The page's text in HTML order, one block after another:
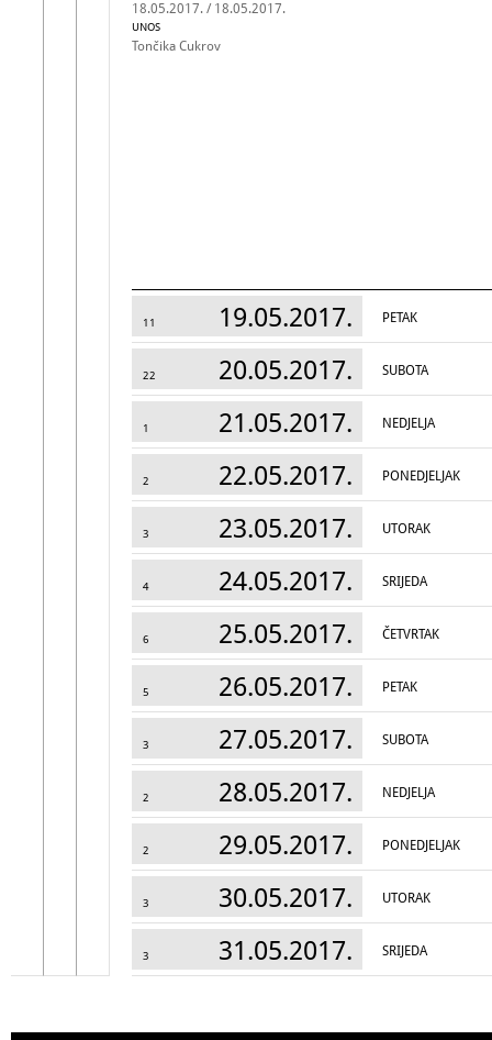
18.05.2017. / 18.05.2017.
UNOS
Tončika Cukrov
11 19.05.2017. PETAK
22 20.05.2017. SUBOTA
1 21.05.2017. NEDJELJA
2 22.05.2017. PONEDJELJAK
3 23.05.2017. UTORAK
4 24.05.2017. SRIJEDA
6 25.05.2017. ČETVRTAK
5 26.05.2017. PETAK
3 27.05.2017. SUBOTA
2 28.05.2017. NEDJELJA
2 29.05.2017. PONEDJELJAK
3 30.05.2017. UTORAK
3 31.05.2017. SRIJEDA